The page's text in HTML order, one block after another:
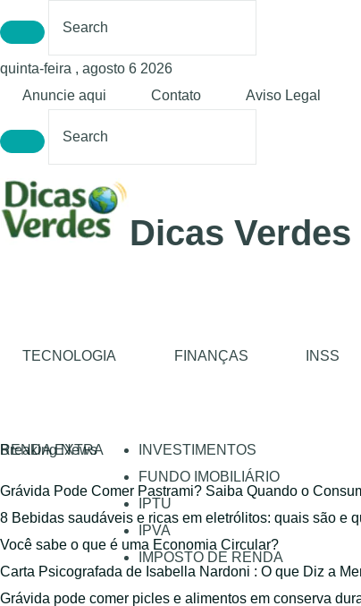
quinta-feira , agosto 6 2026
Anuncie aqui
Contato Aviso Legal
Dicas
TECNOLOGIA
RENDA EXTRA
FINANÇAS
INVESTIMENTOS
FUNDO IMOBILIÁRIO
IPTU
IPVA
IMPOSTO DE RENDA
INSS
Breaking News
Grávida Pode Comer Pastrami? Saiba Quando o
8 Bebidas saudáveis e ricas em eletrólitos: quais são e
Você sabe o que é uma Economia Circular?
Carta Psicografada de Isabella Nardoni : O que Diz a
Grávida pode comer picles e alimentos em conserva